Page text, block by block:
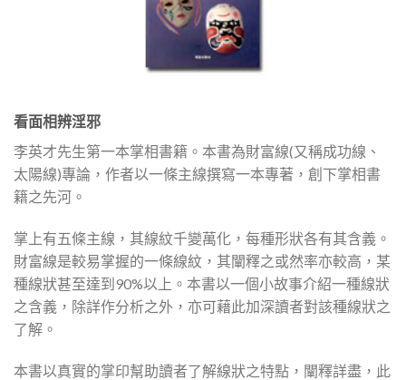
看面相辨淫邪
李英才先生第一本掌相書籍。本書為財富線(又稱成功線、
太陽線)專論，作者以一條主線撰寫一本專著，創下掌相書
籍之先河。
掌上有五條主線，其線紋千變萬化，每種形狀各有其含義。
財富線是較易掌握的一條線紋，其闡釋之或然率亦較高，某
種線狀甚至達到90%以上。本書以一個小故事介紹一種線狀
之含義，除詳作分析之外，亦可藉此加深讀者對該種線狀之
了解。
本書以真實的掌印幫助讀者了解線狀之特點，闡釋詳盡，此